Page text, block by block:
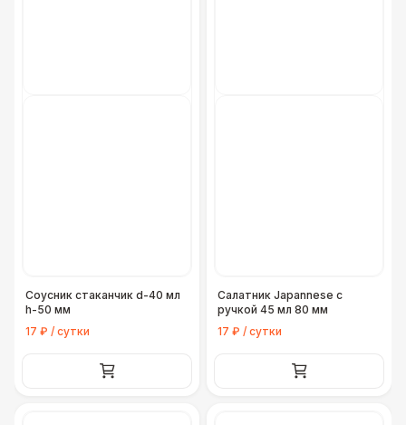
Соусник стаканчик d-40 мл
h-50 мм
17 ₽ / сутки
Салатник Japannese с
ручкой 45 мл 80 мм
17 ₽ / сутки